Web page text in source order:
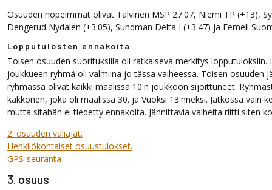
Osuuden nopeimmat olivat Talvinen MSP 27.07, Niemi TP (+13),
Dengerud Nydalen (+3.05), Sundman Delta I (+3.47) ja Eemeli
Lopputulosten ennakoita
Toisen osuuden suorituksilla oli ratkaiseva merkitys lopputuloksiin.
joukkueen ryhmä oli valmiina jo tässä vaiheessa. Toisen osuuden
ryhmässä olivat kaikki maalissa 10:n joukkoon sijoittuneet.
kakkonen, joka oli maalissa 30. ja Vuoksi 13:nneksi. Jatkossa vain
mutta sitähän ei tiedetty ennakolta. Jännittäviä vaiheita riitti siten
2. osuuden väliajat.
Henkilökohtaiset osuustulokset.
GPS-seuranta
3. osuus